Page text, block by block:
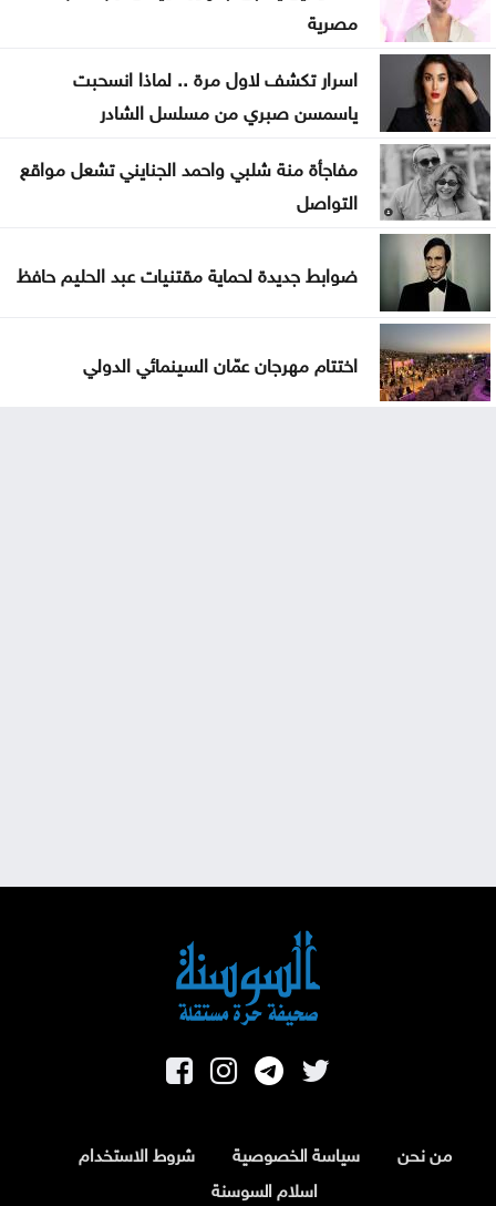
مصرية
اسرار تكشف لاول مرة .. لماذا انسحبت
ياسمسن صبري من مسلسل الشادر
مفاجأة منة شلبي واحمد الجنايني تشعل مواقع
التواصل
ضوابط جديدة لحماية مقتنيات عبد الحليم حافظ
اختتام مهرجان عمّان السينمائي الدولي
من نحن سياسة الخصوصية
شروط الاستخدام
اسلام السوسنة